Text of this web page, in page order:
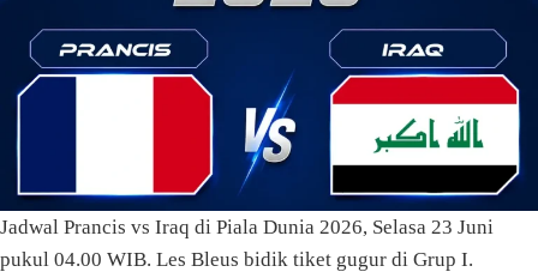
Jadwal Prancis vs Iraq di Piala Dunia 2026, Selasa 23 Juni
pukul 04.00 WIB. Les Bleus bidik tiket gugur di Grup I.